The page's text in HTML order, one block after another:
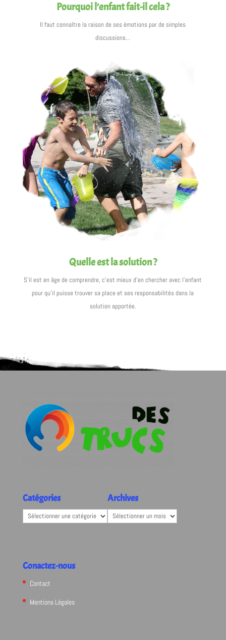
Pourquoi l’enfant fait-il cela ?
Il faut connaître la raison de ses émotions par de simples
discussions…
Quelle est la solution ?
S’il est en âge de comprendre, c’est mieux d’en chercher avec l’enfant
pour qu’il puisse trouver sa place et ses responsabilités dans la
solution apportée.
Catégories
Catégories
Archives
Archives
Conactez-nous
Contact
Mentions Légales